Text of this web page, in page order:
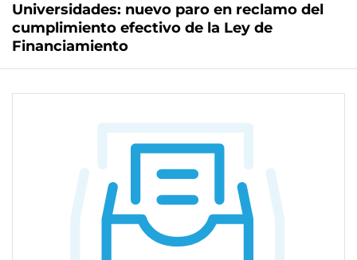
Universidades: nuevo paro en reclamo del
cumplimiento efectivo de la Ley de
Financiamiento